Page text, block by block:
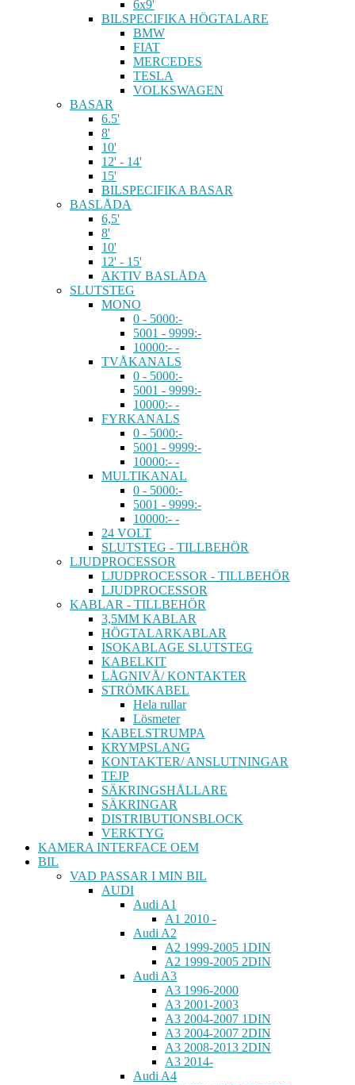
6x9'
BILSPECIFIKA HÖGTALARE
BMW
FIAT
MERCEDES
TESLA
VOLKSWAGEN
BASAR
6.5'
8'
10'
12' - 14'
15'
BILSPECIFIKA BASAR
BASLÅDA
6,5'
8'
10'
12' - 15'
AKTIV BASLÅDA
SLUTSTEG
MONO
0 - 5000:-
5001 - 9999:-
10000:- -
TVÅKANALS
0 - 5000:-
5001 - 9999:-
10000:- -
FYRKANALS
0 - 5000:-
5001 - 9999:-
10000:- -
MULTIKANAL
0 - 5000:-
5001 - 9999:-
10000:- -
24 VOLT
SLUTSTEG - TILLBEHÖR
LJUDPROCESSOR
LJUDPROCESSOR - TILLBEHÖR
LJUDPROCESSOR
KABLAR - TILLBEHÖR
3,5MM KABLAR
HÖGTALARKABLAR
ISOKABLAGE SLUTSTEG
KABELKIT
LÅGNIVÅ/ KONTAKTER
STRÖMKABEL
Hela rullar
Lösmeter
KABELSTRUMPA
KRYMPSLANG
KONTAKTER/ ANSLUTNINGAR
TEJP
SÄKRINGSHÅLLARE
SÄKRINGAR
DISTRIBUTIONSBLOCK
VERKTYG
KAMERA INTERFACE OEM
BIL
VAD PASSAR I MIN BIL
AUDI
Audi A1
A1 2010 -
Audi A2
A2 1999-2005 1DIN
A2 1999-2005 2DIN
Audi A3
A3 1996-2000
A3 2001-2003
A3 2004-2007 1DIN
A3 2004-2007 2DIN
A3 2008-2013 2DIN
A3 2014-
Audi A4